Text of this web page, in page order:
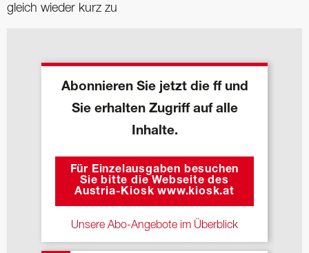
gleich wieder kurz zu
Abonnieren Sie jetzt die ff und
Sie erhalten Zugriff auf alle
Inhalte.
Für Einzelausgaben besuchen
Sie bitte die Webseite des
Austria-Kiosk www.kiosk.at
Unsere Abo-Angebote im Überblick